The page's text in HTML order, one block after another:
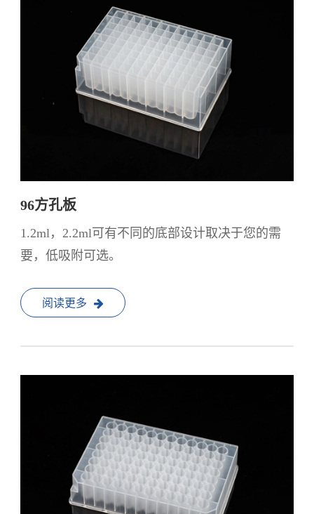
96方孔板
1.2ml，2.2ml可有不同的底部设计取决于您的需
要，低吸附可选。
阅读更多